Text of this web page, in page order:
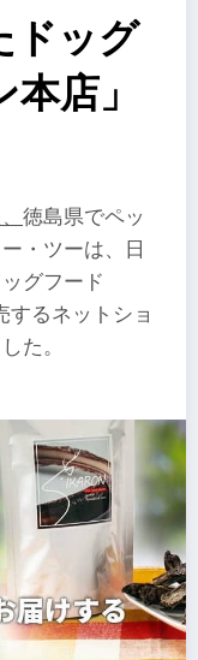
ドッグ
店」
徳島県でペッ
・ツーは、日
グフード
するネットショ
た。